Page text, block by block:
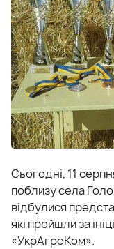
Сьогодні, 11
поблизу села
відбулися
які пройшли за
«УкрАгроКом».